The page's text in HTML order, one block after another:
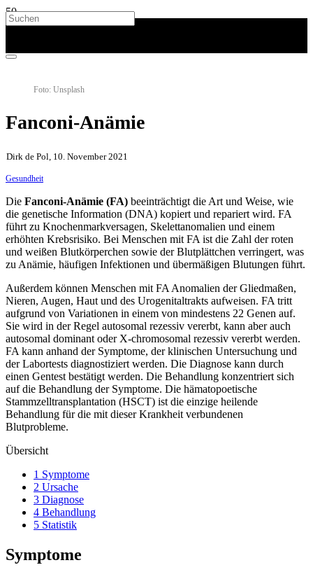
Foto: Unsplash
Fanconi-Anämie
Dirk de Pol, 10. November 2021
Gesundheit
Die Fanconi-Anämie (FA) beeinträchtigt die Art und Weise, wie
die genetische Information (DNA) kopiert und repariert wird. FA
führt zu Knochenmarkversagen, Skelettanomalien und einem
erhöhten Krebsrisiko. Bei Menschen mit FA ist die Zahl der roten
und weißen Blutkörperchen sowie der Blutplättchen verringert, was
zu Anämie, häufigen Infektionen und übermäßigen Blutungen führt.
Außerdem können Menschen mit FA Anomalien der Gliedmaßen,
Nieren, Augen, Haut und des Urogenitaltrakts aufweisen. FA tritt
aufgrund von Variationen in einem von mindestens 22 Genen auf.
Sie wird in der Regel autosomal rezessiv vererbt, kann aber auch
autosomal dominant oder X-chromosomal rezessiv vererbt werden.
FA kann anhand der Symptome, der klinischen Untersuchung und
der Labortests diagnostiziert werden. Die Diagnose kann durch
einen Gentest bestätigt werden. Die Behandlung konzentriert sich
auf die Behandlung der Symptome. Die hämatopoetische
Stammzelltransplantation (HSCT) ist die einzige heilende
Behandlung für die mit dieser Krankheit verbundenen
Blutprobleme.
Übersicht
1 Symptome
2 Ursache
3 Diagnose
4 Behandlung
5 Statistik
Symptome